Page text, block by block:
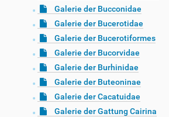
Galerie der Bucconidae
Galerie der Bucerotidae
Galerie der Bucerotiformes
Galerie der Bucorvidae
Galerie der Burhinidae
Galerie der Buteoninae
Galerie der Cacatuidae
Galerie der Gattung Cairina